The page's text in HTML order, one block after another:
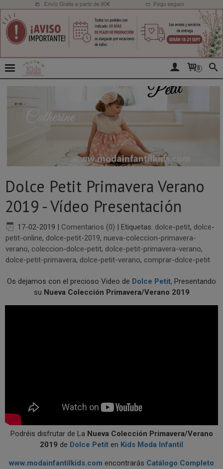
0
Dolce Petit Primavera Verano
2019 - Vídeo Presentación
17-02-2019 Comentarios (0) Etiquetas: dolce-petit, dolce-
petit-online, dolce-petit-2019, nueva-coleccion-primavera-
verano, coleccion-dolce-petit, dolce-petit-primavera-verano,
dolce-petit-primavera, dolce-petit-verano, comprar-dolce-petit
Os dejamos con el precioso Video de Dolce Petit, Presentando
su Nueva Colección Primavera/Verano 2019
Podréis disfrutar de La Nueva Colección Primavera/Verano
2019 de Dolce Petit en Kids Moda Infantil
www.modainfantilkids.com encontrarás Catálogo Completo